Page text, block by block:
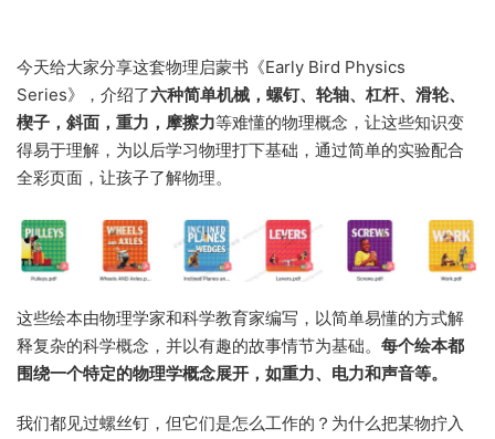
今天给大家分享这套物理启蒙书《Early Bird Physics
Series》，介绍了六种简单机械，螺钉、轮轴、杠杆、滑轮、
楔子，斜面，重力，摩擦力等难懂的物理概念，让这些知识变
得易于理解，为以后学习物理打下基础，通过简单的实验配合
全彩页面，让孩子了解物理。
这些绘本由物理学家和科学教育家编写，以简单易懂的方式解
释复杂的科学概念，并以有趣的故事情节为基础。 每个绘本都
围绕一个特定的物理学概念展开，如重力、电力和声音等。
我们都见过螺丝钉，但它们是怎么工作的？为什么把某物拧入